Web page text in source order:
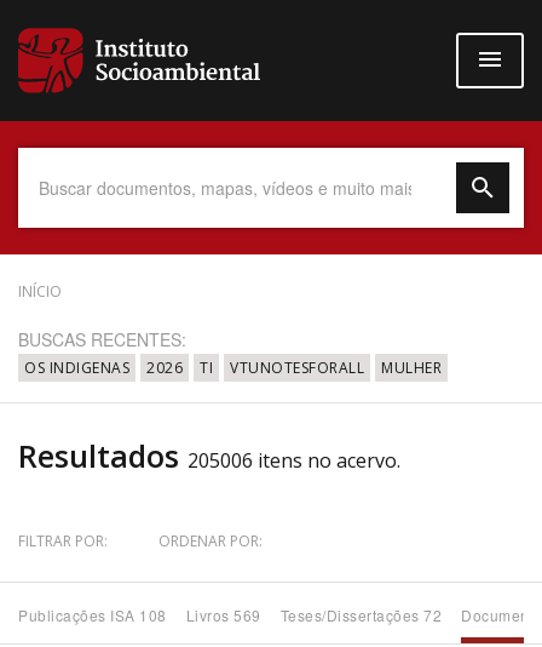
para
conteúdo
Data do Documento
Até
Povo Indígena
INÍCIO
BUSCAS RECENTES:
OS INDIGENAS 2026 TI VTUNOTESFORALL MULHER
Resultados 205006 itens no acervo.
FILTRAR POR: ORDENAR POR:
Publicações ISA 108 Livros 569 Teses/Dissertações 72